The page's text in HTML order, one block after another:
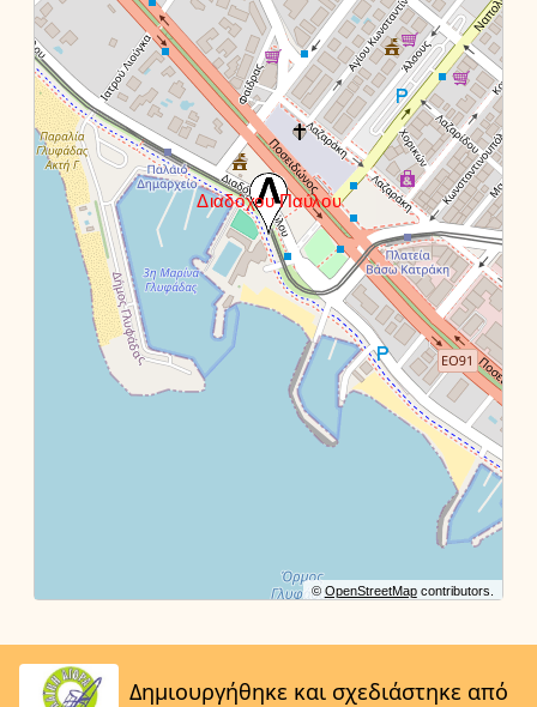
© OpenStreetMapcontributors.
Δημιουργήθηκε και σχεδιάστηκε από